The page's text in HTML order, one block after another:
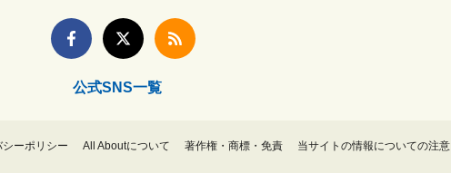
公式SNS一覧
シーポリシー All Aboutについて 著作権・商標・免責 当サイトの情報についての注意